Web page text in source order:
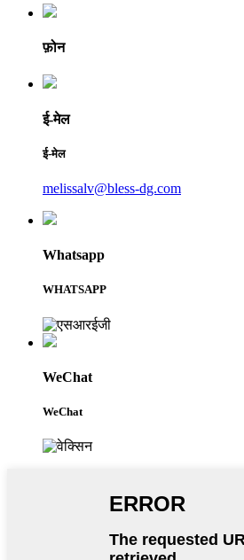
फ़ोन
ई-मेल
ई-मेल
melissalv@bless-dg.com
Whatsapp
WHATSAPP
WeChat
WeChat